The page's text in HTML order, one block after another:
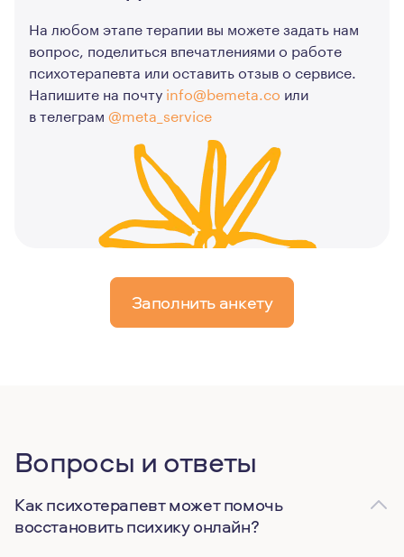
На любом этапе терапии вы можете задать нам
вопрос, поделиться впечатлениями о работе
психотерапевта или оставить отзыв о сервисе.
Напишите на почту info@bemeta.co или
в телеграм @meta_service
Заполнить анкету
Вопросы и ответы
Как психотерапевт может помочь
восстановить психику онлайн?